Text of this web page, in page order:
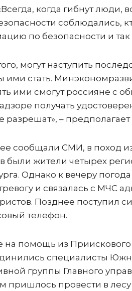
когда гибнут люди,
соблюдались,
по безопасности и так
могут наступить
ими стать.
ими смогут россияне с
получать
разрешат», –
сообщали СМИ, в поход
были жители четырех
Однако к вечеру
и связалась с МЧС
Позднее поступил
телефон.
на помощь из
специалисты
группы Главного
пришлось провести в